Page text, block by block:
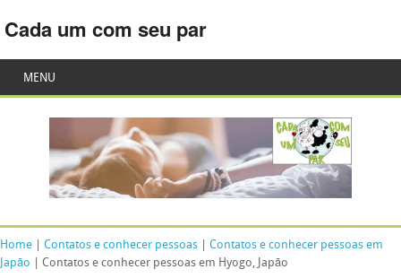
Cada um com seu par
MENU
Home Contatos e conhecer pessoas
Contatos e conhecer pessoas em
Japão | Contatos e conhecer pessoas em Hyogo, Japão